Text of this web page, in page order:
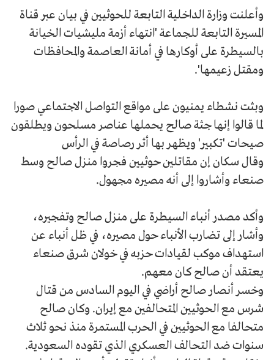
وأعلنت وزارة الداخلية التابعة للحوثيين في بيان عبر قناة
المسيرة التابعة للجماعة 'انتهاء أزمة مليشيات الخيانة
بالسيطرة على أوكارها في أمانة العاصمة والمحافظات
ومقتل زعيمها'.
وبثت نشطاء يمنيون على مواقع التواصل الاجتماعي صورا
لما قالوا إنها جثة صالح يحملها عناصر مسلحون ويطلقون
صيحات 'تكبير' ويظهر بها أثر رصاصة في الرأس
وقال سكان إن مقاتلين حوثيين فجروا منزل صالح وسط
صنعاء وأشاروا إلى أنه مصيره مجهول.
وأكد مصدر أنباء السيطرة على منزل صالح وتفجيره،
وأشار إلى تضارب الأنباء حول مصيره، في ظل أنباء عن
استهداف موكب لقيادات حزبه في خولان شرق صنعاء
يعتقد أن صالح كان معهم.
وخسر أنصار صالح أراضي في اليوم السادس من قتال
شرس مع الحوثيين المتحالفين مع إيران. وكان صالح
متحالفا مع الحوثيين في الحرب المستمرة منذ نحو ثلاث
سنوات ضد التحالف العسكري الذي تقوده السعودية.